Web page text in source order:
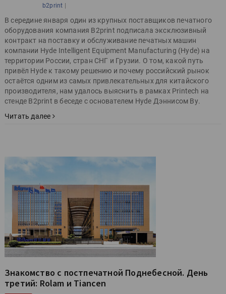
b2print |
В середине января один из крупных поставщиков печатного
оборудования компания B2print подписала эксклюзивный
контракт на поставку и обслуживание печатных машин
компании Hyde Intelligent Equipment Manufacturing (Hyde) на
территории России, стран СНГ и Грузии. О том, какой путь
привёл Hyde к такому решению и почему российский рынок
остаётся одним из самых привлекательных для китайского
производителя, нам удалось выяснить в рамках Printech на
стенде B2print в беседе с основателем Hyde Дэннисом Ву.
Читать далее
Знакомство с постпечатной Поднебесной. День
третий: Rolam и Tiancen